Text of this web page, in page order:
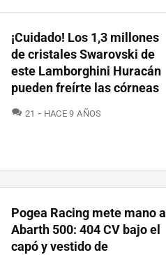
¡Cuidado! Los 1,3 millones
de cristales Swarovski de
este Lamborghini Huracán
pueden freírte las córneas
21 COMENTARIOS
HACE 9 AÑOS
Pogea Racing mete mano al
Abarth 500: 404 CV bajo el
capó y vestido de